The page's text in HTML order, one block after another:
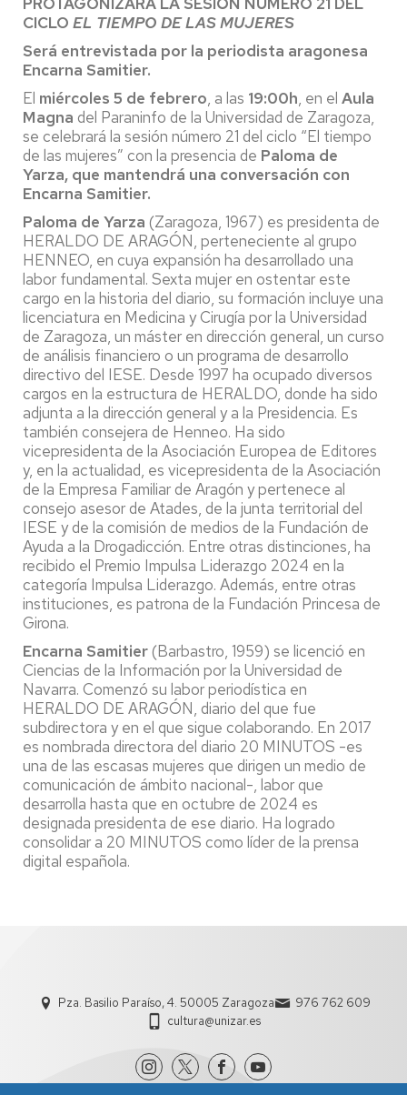
CICLO EL TIEMPO DE LAS MUJERES
Será entrevistada por la periodista aragonesa
Encarna Samitier.
El miércoles 5 de febrero, a las 19:00h, en el Aula
Magna del Paraninfo de la Universidad de Zaragoza,
se celebrará la sesión número 21 del ciclo “El tiempo
de las mujeres” con la presencia de Paloma de
Yarza, que mantendrá una conversación con
Encarna Samitier.
Paloma de Yarza (Zaragoza, 1967) es presidenta de
HERALDO DE ARAGÓN, perteneciente al grupo
HENNEO, en cuya expansión ha desarrollado una
labor fundamental. Sexta mujer en ostentar este
cargo en la historia del diario, su formación incluye una
licenciatura en Medicina y Cirugía por la Universidad
de Zaragoza, un máster en dirección general, un curso
de análisis financiero o un programa de desarrollo
directivo del IESE. Desde 1997 ha ocupado diversos
cargos en la estructura de HERALDO, donde ha sido
adjunta a la dirección general y a la Presidencia. Es
también consejera de Henneo. Ha sido
vicepresidenta de la Asociación Europea de Editores
y, en la actualidad, es vicepresidenta de la Asociación
de la Empresa Familiar de Aragón y pertenece al
consejo asesor de Atades, de la junta territorial del
IESE y de la comisión de medios de la Fundación de
Ayuda a la Drogadicción. Entre otras distinciones, ha
recibido el Premio Impulsa Liderazgo 2024 en la
categoría Impulsa Liderazgo. Además, entre otras
instituciones, es patrona de la Fundación Princesa de
Girona.
Encarna Samitier(Barbastro, 1959) se licenció en
Ciencias de la Información por la Universidad de
Navarra. Comenzó su labor periodística en
HERALDO DE ARAGÓN, diario del que fue
subdirectora y en el que sigue colaborando. En 2017
es nombrada directora del diario 20 MINUTOS -es
una de las escasas mujeres que dirigen un medio de
comunicación de ámbito nacional-, labor que
desarrolla hasta que en octubre de 2024 es
designada presidenta de ese diario. Ha logrado
consolidar a 20 MINUTOS como líder de la prensa
digital española.
Pza. Basilio Paraíso, 4. 50005 Zaragoza
976 762 609
cultura@unizar.es